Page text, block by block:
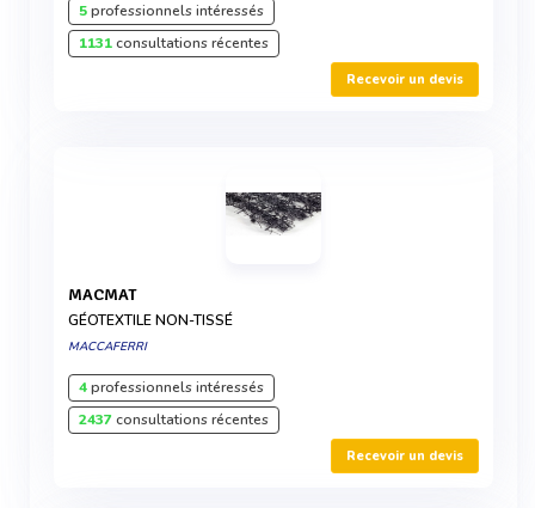
5professionnels intéressés
1131consultations récentes
Recevoir un devis
MACMAT
GÉOTEXTILE NON-TISSÉ
MACCAFERRI
4professionnels intéressés
2437consultations récentes
Recevoir un devis